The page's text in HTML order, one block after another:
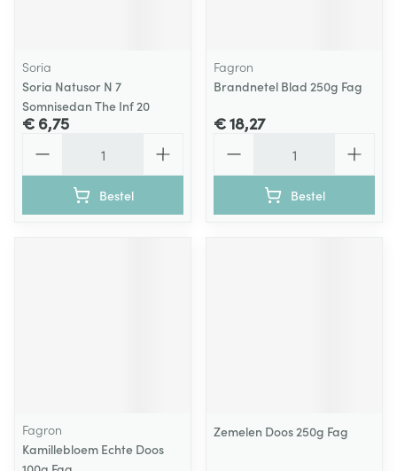
Soria
Soria Natusor N 7
Somnisedan The Inf 20
€ 6,75
Bestel
Fagron
Brandnetel Blad 250g Fag
€ 18,27
Bestel
Fagron
Kamillebloem Echte Doos
Zemelen Doos 250g Fag